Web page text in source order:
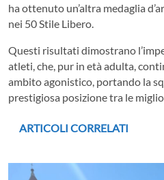
ha ottenuto un’altra medaglia
nei 50 Stile Libero.
Questi risultati dimostrano
atleti, che, pur in età adulta,
ambito agonistico, portando la
prestigiosa posizione tra le
ARTICOLI CORRELATI